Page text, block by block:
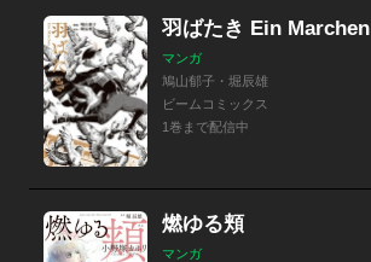
羽ばたき Ein Marchen
マンガ
鳩山郁子・堀辰雄
ビームコミックス
1巻まで配信中
燃ゆる頬
マンガ